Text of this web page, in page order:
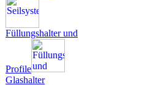
Füllungshalter und
Profile
Glashalter